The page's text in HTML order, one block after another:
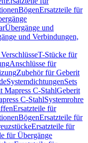
BögenErsatzteile für
Übergänge und
und Verbindungen,
T-Stücke für
Anschlüsse für
Zubehör für Geberit
SystemdichtungenSets
Mapress C-StahlGeberit
C-StahlSystemrohre
Ersatzteile für
BögenErsatzteile für
Ersatzteile für
für Übergänge